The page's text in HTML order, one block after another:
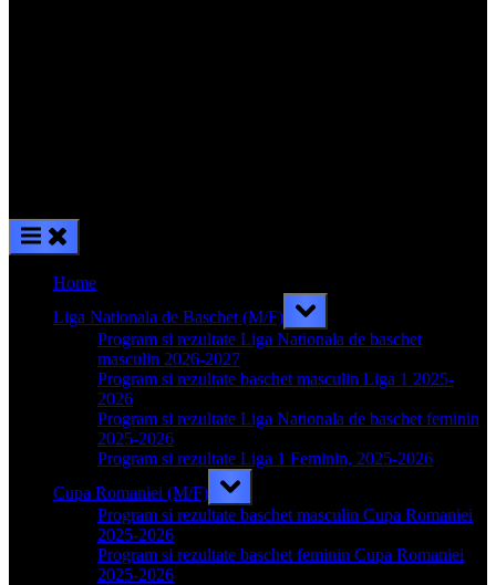
Home
Liga Nationala de Baschet (M/F)
Toggle
sub-
menu
Program si rezultate Liga Nationala de baschet
masculin 2026-2027
Program si rezultate baschet masculin Liga 1 2025-
2026
Program si rezultate Liga Nationala de baschet feminin
2025-2026
Program si rezultate Liga 1 Feminin, 2025-2026
Cupa Romaniei (M/F)
Toggle
sub-
menu
Program si rezultate baschet masculin Cupa Romaniei
2025-2026
Program si rezultate baschet feminin Cupa Romaniei
2025-2026